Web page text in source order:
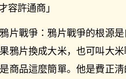
容許通商」
片戰爭：鴉片戰爭的根源
鴉片換成大米，也可叫大
商品這麼簡單。他是費正